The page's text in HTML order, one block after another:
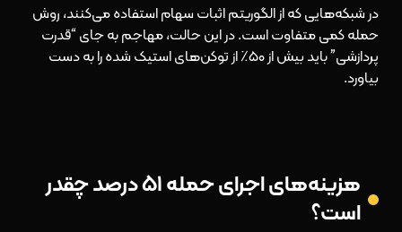
در شبکه‌هایی که از الگوریتم اثبات سهام استفاده می‌کنند، روش
حمله کمی متفاوت است. در این حالت، مهاجم به جای “قدرت
پردازشی” باید بیش از ۵۰٪ از توکن‌های استیک شده را به دست
بیاورد.
هزینه‌های اجرای حمله ۵۱ درصد چقدر
است؟